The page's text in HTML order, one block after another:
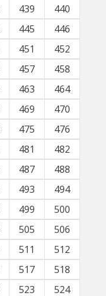
439
440
445
446
451
452
457
458
463
464
469
470
475
476
481
482
487
488
493
494
499
500
505
506
511
512
517
518
523
524